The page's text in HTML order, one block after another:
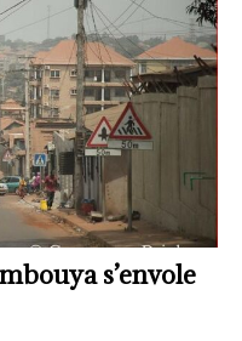
s’envole